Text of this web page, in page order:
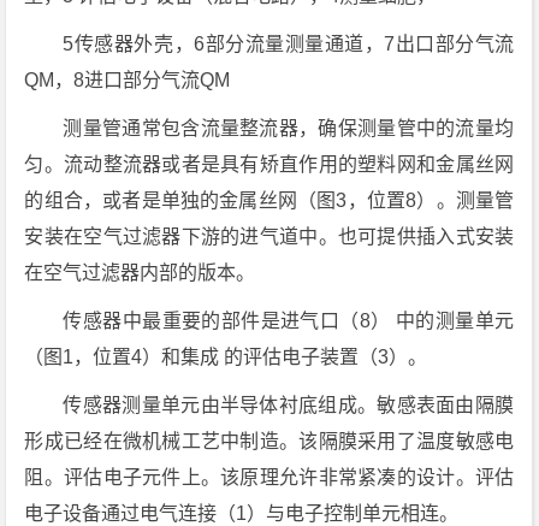
5传感器外壳，6部分流量测量通道，7出口部分气流
QM，8进口部分气流QM
测量管通常包含流量整流器，确保测量管中的流量均
匀。流动整流器或者是具有矫直作用的塑料网和金属丝网
的组合，或者是单独的金属丝网（图3，位置8）。测量管
安装在空气过滤器下游的进气道中。也可提供插入式安装
在空气过滤器内部的版本。
传感器中最重要的部件是进气口（8） 中的测量单元
（图1，位置4）和集成 的评估电子装置（3）。
传感器测量单元由半导体衬底组成。敏感表面由隔膜
形成已经在微机械工艺中制造。该隔膜采用了温度敏感电
阻。评估电子元件上。该原理允许非常紧凑的设计。评估
电子设备通过电气连接（1）与电子控制单元相连。